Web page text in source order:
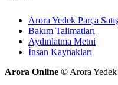
Arora Yedek Parça Satış
Bakım Talimatları
Aydınlatma Metni
İnsan Kaynakları
Arora Online © Arora Yedek